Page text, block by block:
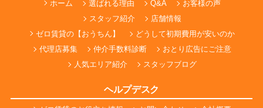
ホーム 選ばれる理由 Q&A
お客様の声
スタッフ紹介
店舗情報
ゼロ賃貸の【おうちん】
どうして初期費用が安いのか
代理店募集
仲介手数料診断
おとり広告にご注意
人気エリア紹介
スタッフブログ
ヘルプデスク